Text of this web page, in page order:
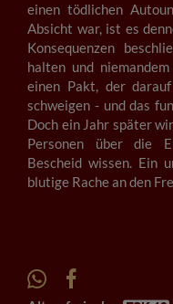
einen tödlichen
Absicht war, ist es
Konsequenzen
halten und
einen Pakt, der
schweigen - und das
Doch ein Jahr später
Personen über die
Bescheid wissen. Ein
blutige Rache an den